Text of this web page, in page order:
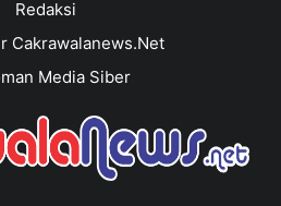
Redaksi
Cakrawalanews.Net
Media Siber